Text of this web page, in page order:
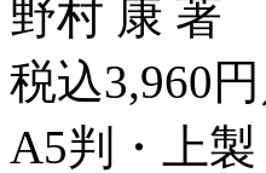
野村 康 著
税込3,960
A5判・上製